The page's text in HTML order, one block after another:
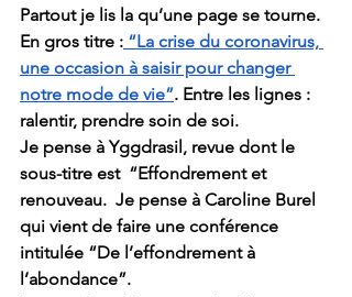
Partout je lis la qu’une page se tourne.
En gros titre : “La crise du coronavirus,
une occasion à saisir pour changer
notre mode de vie”. Entre les lignes :
ralentir, prendre soin de soi.
Je pense à Yggdrasil, revue dont le
sous-titre est  “Effondrement et
renouveau.  Je pense à Caroline Burel
qui vient de faire une conférence
intitulée “De l’effondrement à
l’abondance”.